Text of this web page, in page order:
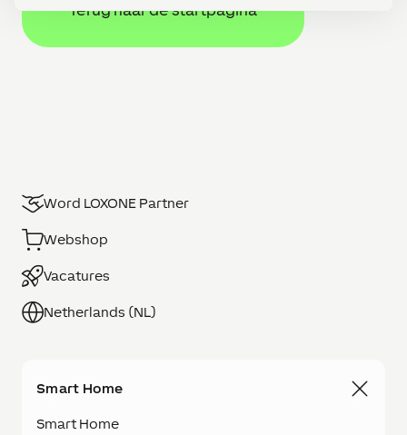
Terug naar de startpagina
Word LOXONE Partner
Webshop
Vacatures
Netherlands (NL)
Smart Home
Smart Home